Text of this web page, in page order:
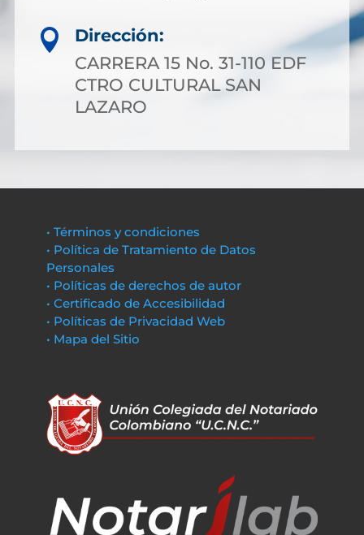

Dirección:
CARRERA 15 No. 31-110 EDF
CTRO CULTURAL SAN
LAZARO
• Términos y condiciones
• Política de Tratamiento de Datos
Personales
• Políticas de derechos de autor
• Certificado de Accesibilidad
• Políticas de Privacidad Web
• Mapa del Sitio